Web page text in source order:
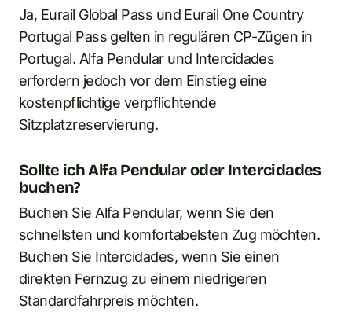
Ja, Eurail Global Pass und Eurail One Country
Portugal Pass gelten in regulären CP-Zügen in
Portugal. Alfa Pendular und Intercidades
erfordern jedoch vor dem Einstieg eine
kostenpflichtige verpflichtende
Sitzplatzreservierung.
Sollte ich Alfa Pendular oder Intercidades
buchen?
Buchen Sie Alfa Pendular, wenn Sie den
schnellsten und komfortabelsten Zug möchten.
Buchen Sie Intercidades, wenn Sie einen
direkten Fernzug zu einem niedrigeren
Standardfahrpreis möchten.